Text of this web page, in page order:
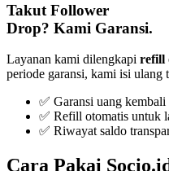
Takut Follower
Drop? Kami Garansi.
Layanan kami dilengkapi refill
periode garansi, kami isi ulang
✅ Garansi uang
✅ Refill otomatis untuk
✅ Riwayat saldo
Cara Pakai Socio.id